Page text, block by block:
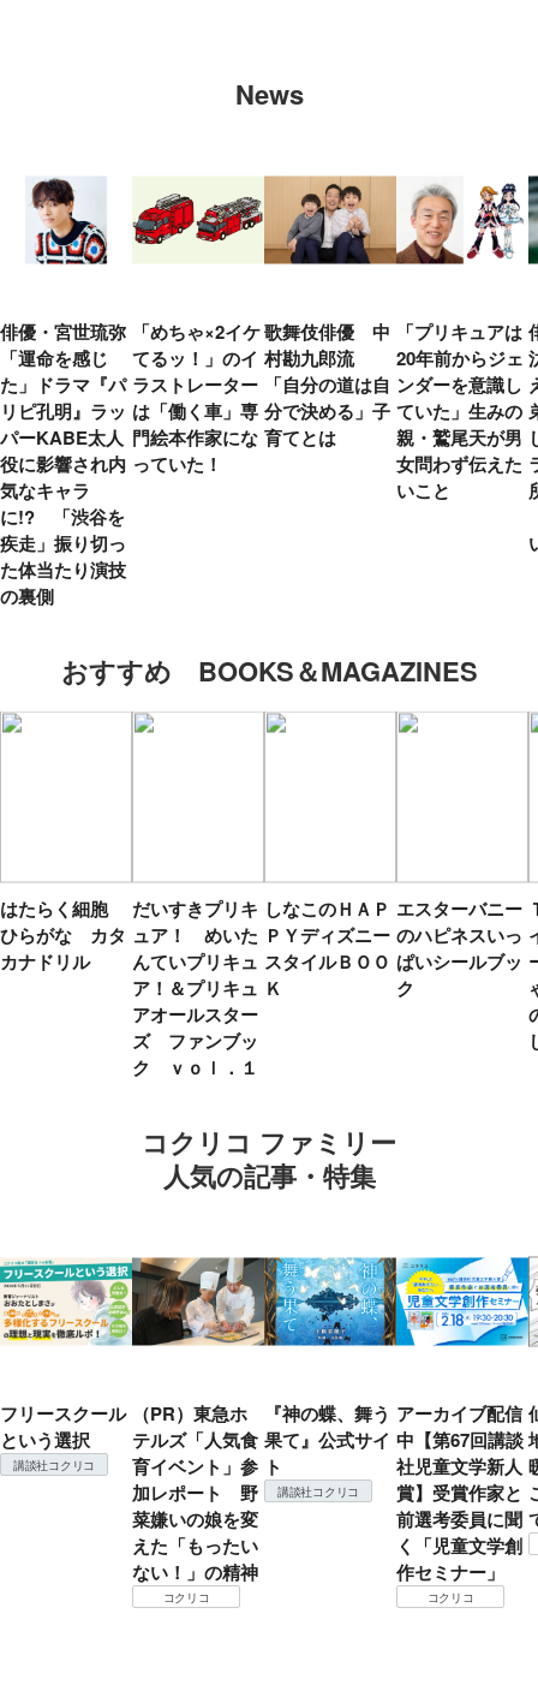
News
俳優・宮世琉弥
「運命を感じ
た」ドラマ『パ
リピ孔明』ラッ
パーKABE太人
役に影響され内
気なキャラ
に!? 「渋谷を
疾走」振り切っ
た体当たり演技
の裏側
「めちゃ×2イケ
てるッ！」のイ
ラストレーター
は「働く車」専
門絵本作家にな
っていた！
歌舞伎俳優 中
村勘九郎流
「自分の道は自
分で決める」子
育てとは
「プリキュアは
20年前からジェ
ンダーを意識し
ていた」生みの
親・鷲尾天が男
女問わず伝えた
いこと
おすすめ BOOKS＆MAGAZINES
はたらく細胞
ひらがな カタ
カナドリル
だいすきプリキ
ュア！ めいた
んていプリキュ
ア！＆プリキュ
アオールスター
ズ ファンブッ
ク ｖｏｌ．１
しなこのＨＡＰ
ＰＹディズニー
スタイルＢＯＯ
Ｋ
エスターバニー
のハピネスいっ
ぱいシールブッ
ク
コクリコ ファミリー
人気の記事・特集
フリースクール
という選択
講談社コクリコ
（PR）東急ホ
テルズ「人気食
育イベント」参
加レポート 野
菜嫌いの娘を変
えた「もったい
ない！」の精神
コクリコ
『神の蝶、舞う
果て』公式サイ
ト
講談社コクリコ
アーカイブ配信
中【第67回講談
社児童文学新人
賞】受賞作家と
前選考委員に聞
く「児童文学創
作セミナー」
コクリコ